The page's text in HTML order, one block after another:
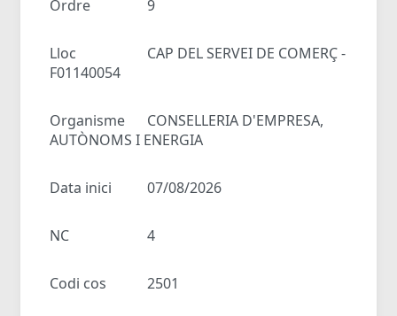
Ordre 9
Lloc
CAP DEL SERVEI DE COMERÇ -
F01140054
Organisme
CONSELLERIA D'EMPRESA,
AUTÒNOMS I ENERGIA
Data inici 07/08/2026
NC 4
Codi cos 2501